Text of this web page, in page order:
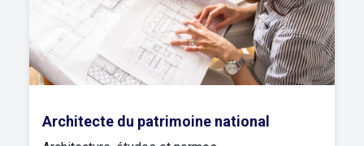
Architecte du patrimoine national